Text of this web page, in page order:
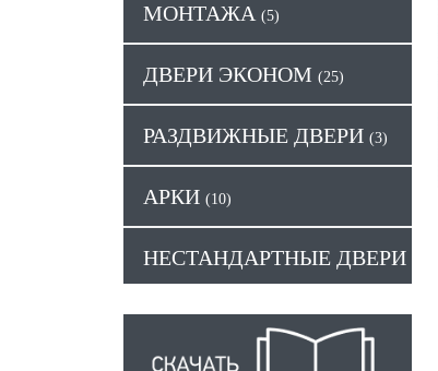
МОНТАЖА (5)
ДВЕРИ ЭКОНОМ (25)
РАЗДВИЖНЫЕ ДВЕРИ (3)
АРКИ (10)
НЕСТАНДАРТНЫЕ ДВЕРИ